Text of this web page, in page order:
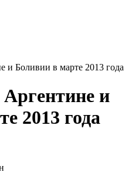
и Боливии в марте 2013 года
и
2013 года